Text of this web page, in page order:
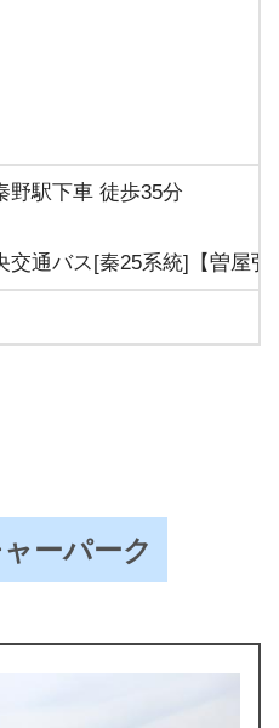
野駅下車 徒歩35分
交通バス[秦25系統]【曽屋
ーパーク